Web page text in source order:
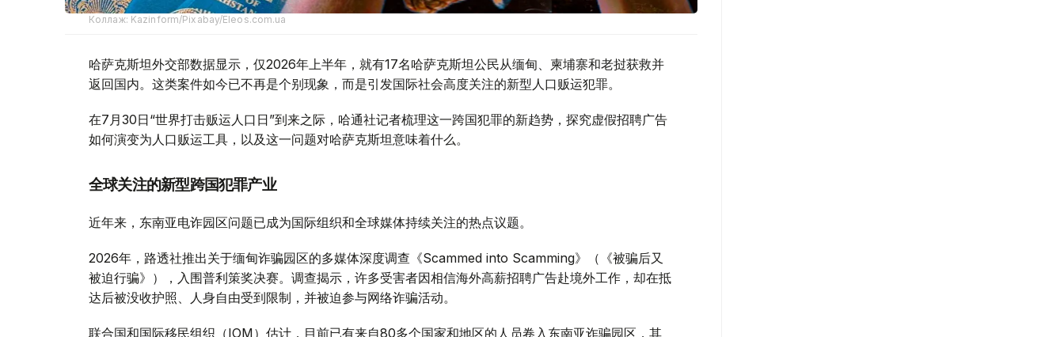
Коллаж: Kazinform/Pixabay/Eleos.com.ua
哈萨克斯坦外交部数据显示，仅2026年上半年，就有17名哈萨克斯坦公民从缅甸、柬埔寨和老挝获救并
返回国内。这类案件如今已不再是个别现象，而是引发国际社会高度关注的新型人口贩运犯罪。
在7月30日“世界打击贩运人口日”到来之际，哈通社记者梳理这一跨国犯罪的新趋势，探究虚假招聘广告
如何演变为人口贩运工具，以及这一问题对哈萨克斯坦意味着什么。
全球关注的新型跨国犯罪产业
近年来，东南亚电诈园区问题已成为国际组织和全球媒体持续关注的热点议题。
2026年，路透社推出关于缅甸诈骗园区的多媒体深度调查《Scammed into Scamming》（《被骗后又
被迫行骗》），入围普利策奖决赛。调查揭示，许多受害者因相信海外高薪招聘广告赴境外工作，却在抵
达后被没收护照、人身自由受到限制，并被迫参与网络诈骗活动。
联合国和国际移民组织（IOM）估计，目前已有来自80多个国家和地区的人员卷入东南亚诈骗园区，其